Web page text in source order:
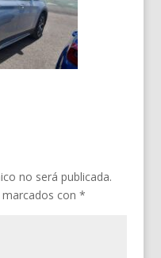
no será publicada.
con *